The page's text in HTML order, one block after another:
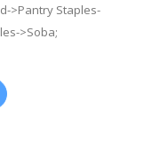
>Pantry Staples-
>Soba;